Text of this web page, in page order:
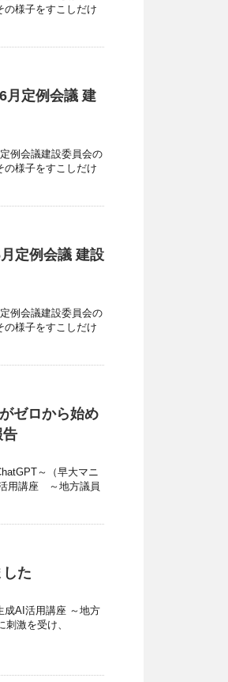
の様子をすこしだけ
定例会議 建
例会議建設委員会の
の様子をすこしだけ
定例会議 建設
例会議建設委員会の
の様子をすこしだけ
ゼロから始め
告
～（早大マニ
用講座 ～地方議員
た
成AI活用講座 ～地方
激を受け、